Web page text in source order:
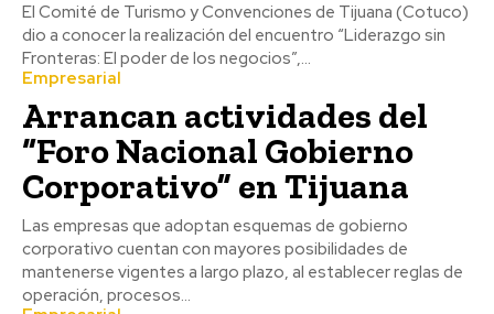
El Comité de Turismo y Convenciones de Tijuana (Cotuco)
dio a conocer la realización del encuentro “Liderazgo sin
Fronteras: El poder de los negocios”,...
Empresarial
Arrancan actividades del
“Foro Nacional Gobierno
Corporativo” en Tijuana
Las empresas que adoptan esquemas de gobierno
corporativo cuentan con mayores posibilidades de
mantenerse vigentes a largo plazo, al establecer reglas de
operación, procesos...